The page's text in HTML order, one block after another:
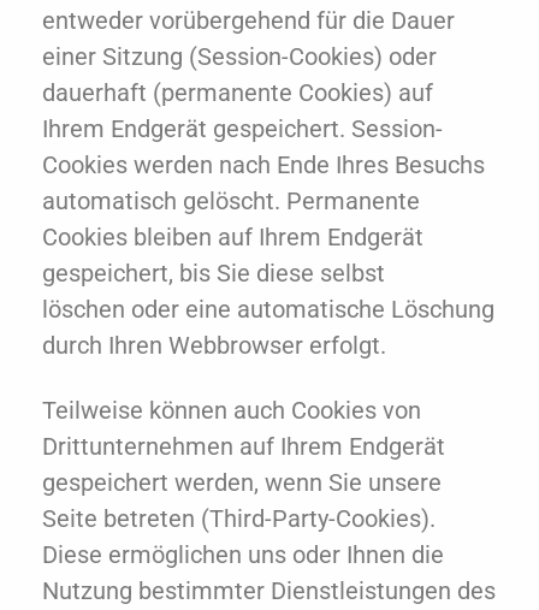
entweder vorübergehend für die Dauer
einer Sitzung (Session-Cookies) oder
dauerhaft (permanente Cookies) auf
Ihrem Endgerät gespeichert. Session-
Cookies werden nach Ende Ihres Besuchs
automatisch gelöscht. Permanente
Cookies bleiben auf Ihrem Endgerät
gespeichert, bis Sie diese selbst
löschen oder eine automatische Löschung
durch Ihren Webbrowser erfolgt.
Teilweise können auch Cookies von
Drittunternehmen auf Ihrem Endgerät
gespeichert werden, wenn Sie unsere
Seite betreten (Third-Party-Cookies).
Diese ermöglichen uns oder Ihnen die
Nutzung bestimmter Dienstleistungen des